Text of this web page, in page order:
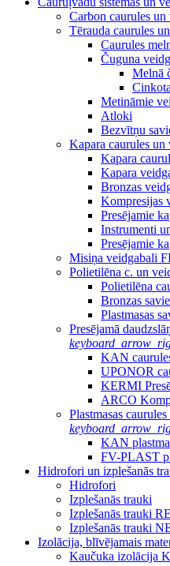
Carbon caurules un
Tērauda caurules
Caurules
Čuguna
Melnā
Metināmie
Atloki
Bezvītņu
Kapara caurules un
Kapara
Kapara
Bronzas
Kompresijas
Presējamie
Instrumenti
Presējamie
Misiņa veidgabali
Polietilēna c. un
Polietilēna
Bronzas
Plastmasas
Presējamā
KAN
UPONOR
KERMI
ARCO
Plastmasas
KAN
FV-PLAST
Hidrofori un izplešanās
Hidrofori
Izplešanās trauki
Izplešanās trauki
Izplešanās trauki
Izolācija, blīvējamais
Kaučuka izolācija